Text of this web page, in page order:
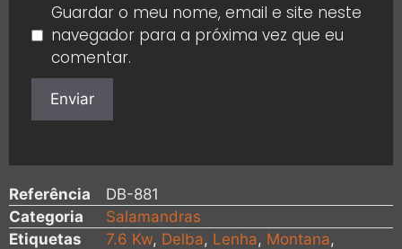
Guardar o meu nome, email e site neste
navegador para a próxima vez que eu
comentar.
Referência
DB-881
Categoria
Salamandras
Etiquetas
7.6 Kw, Delba, Lenha, Montana,